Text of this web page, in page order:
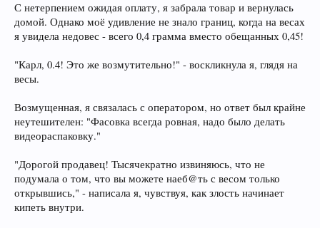
С нетерпением ожидая оплату, я забрала товар и вернулась
домой. Однако моё удивление не знало границ, когда на весах
я увидела недовес - всего 0,4 грамма вместо обещанных 0,45!
"Карл, 0.4! Это же возмутительно!" - воскликнула я, глядя на
весы.
Возмущенная, я связалась с оператором, но ответ был крайне
неутешителен: "Фасовка всегда ровная, надо было делать
видеораспаковку."
"Дорогой продавец! Тысячекратно извиняюсь, что не
подумала о том, что вы можете наеб@ть с весом только
открывшись," - написала я, чувствуя, как злость начинает
кипеть внутри.